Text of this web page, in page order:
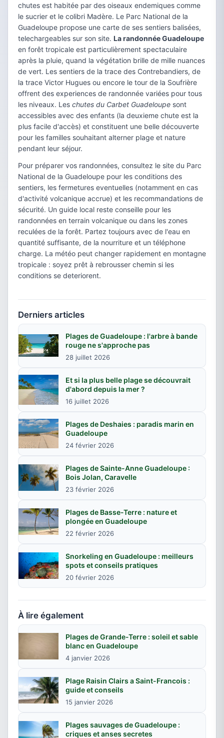
chutes est habitée par des oiseaux endemiques comme
le sucrier et le colibri Madère. Le Parc National de la
Guadeloupe propose une carte de ses sentiers balisées,
telechargeables sur son site. La randonnée Guadeloupe
en forêt tropicale est particulièrement spectaculaire
après la pluie, quand la végétation brille de mille nuances
de vert. Les sentiers de la trace des Contrebandiers, de
la trace Victor Hugues ou encore le tour de la Soufrière
offrent des experiences de randonnée variées pour tous
les niveaux. Les chutes du Carbet Guadeloupe sont
accessibles avec des enfants (la deuxieme chute est la
plus facile d'accès) et constituent une belle découverte
pour les familles souhaitant alterner plage et nature
pendant leur séjour.
Pour préparer vos randonnées, consultez le site du Parc
National de la Guadeloupe pour les conditions des
sentiers, les fermetures eventuelles (notamment en cas
d'activité volcanique accrue) et les recommandations de
sécurité. Un guide local reste conseille pour les
randonnées en terrain volcanique ou dans les zones
reculées de la forêt. Partez toujours avec de l'eau en
quantité suffisante, de la nourriture et un téléphone
charge. La météo peut changer rapidement en montagne
tropicale : soyez prêt à rebrousser chemin si les
conditions se deteriorent.
Derniers articles
Plages de Guadeloupe : l'arbre à bande
rouge ne s'approche pas
28 juillet 2026
Et si la plus belle plage se découvrait
d'abord depuis la mer ?
16 juillet 2026
Plages de Deshaies : paradis marin en
Guadeloupe
24 février 2026
Plages de Sainte-Anne Guadeloupe :
Bois Jolan, Caravelle
23 février 2026
Plages de Basse-Terre : nature et
plongée en Guadeloupe
22 février 2026
Snorkeling en Guadeloupe : meilleurs
spots et conseils pratiques
20 février 2026
À lire également
Plages de Grande-Terre : soleil et sable
blanc en Guadeloupe
4 janvier 2026
Plage Raisin Clairs a Saint-Francois :
guide et conseils
15 janvier 2026
Plages sauvages de Guadeloupe :
criques et anses secretes